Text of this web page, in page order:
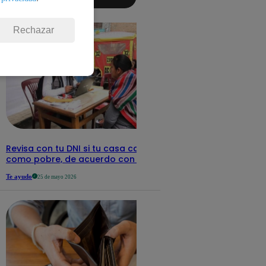
detalles
Revisa con tu DNI si tu casa califica
como pobre, de acuerdo con el Sisfoh
Te ayudo 25 de mayo 2026
Rechazar